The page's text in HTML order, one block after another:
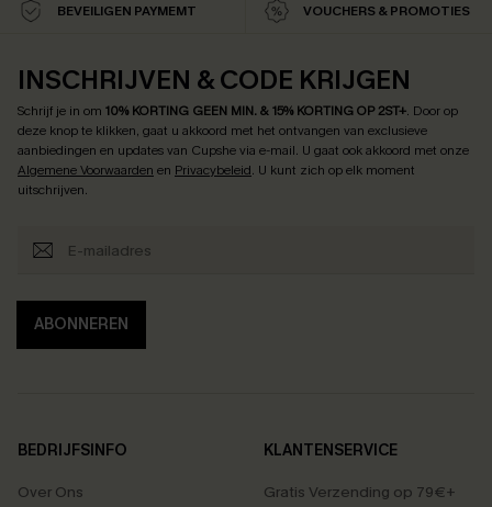
BEVEILIGEN PAYMEMT VOUCHERS & PROMOTIES
INSCHRIJVEN & CODE KRIJGEN
Schrijf je in om 10% KORTING GEEN MIN. & 15% KORTING OP 2ST+. Door op
deze knop te klikken, gaat u akkoord met het ontvangen van exclusieve
aanbiedingen en updates van Cupshe via e-mail. U gaat ook akkoord met onze
Algemene Voorwaarden en Privacybeleid. U kunt zich op elk moment
uitschrijven.
ABONNEREN
BEDRIJFSINFO
Over Ons
KLANTENSERVICE
Gratis Verzending op 79€+